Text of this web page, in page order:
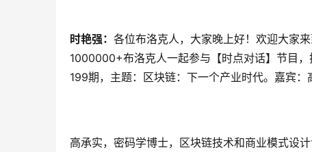
时艳强： 各位布洛克人，大家晚上好！欢迎大家
1000000+布洛克人一起参与【时点对话】节目
199期，主题：区块链：下一个产业时代。嘉宾：
高承实，密码学博士，区块链技术和商业模式设